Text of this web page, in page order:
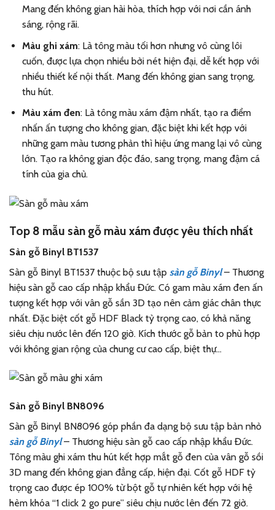
Mang đến không gian hài hòa, thích hợp với nơi cần ánh
sáng, rộng rãi.
Màu ghi xám: Là tông màu tối hơn nhưng vô cùng lôi
cuốn, được lựa chọn nhiều bởi nét hiện đại, dễ kết hợp với
nhiều thiết kế nội thất. Mang đến không gian sang trọng,
thu hút.
Màu xám đen: Là tông màu xám đậm nhất, tạo ra điểm
nhấn ấn tượng cho không gian, đặc biệt khi kết hợp với
những gam màu tương phản thì hiệu ứng mang lại vô cùng
lớn. Tạo ra không gian độc đáo, sang trọng, mang đậm cá
tính của gia chủ.
Top 8 mẫu sàn gỗ màu xám được yêu thích nhất
Sàn gỗ Binyl BT1537
Sàn gỗ Binyl BT1537 thuộc bộ sưu tập sàn gỗ Binyl– Thương
hiệu sàn gỗ cao cấp nhập khẩu Đức. Có gam màu xám đen ấn
tượng kết hợp với vân gỗ sần 3D tạo nên cảm giác chân thực
nhất. Đặc biệt cốt gỗ HDF Black tỷ trọng cao, có khả năng
siêu chịu nước lên đến 120 giờ. Kích thước gỗ bản to phù hợp
với không gian rộng của chung cư cao cấp, biệt thự…
Sàn gỗ Binyl BN8096
Sàn gỗ Binyl BN8096 góp phần đa dạng bộ sưu tập bản nhỏ
sàn gỗ Binyl– Thương hiệu sàn gỗ cao cấp nhập khẩu Đức.
Tông màu ghi xám thu hút kết hợp mắt gỗ đen của vân gỗ sồi
3D mang đến không gian đẳng cấp, hiện đại. Cốt gỗ HDF tỷ
trọng cao được ép 100% từ bột gỗ tự nhiên kết hợp với hệ
hèm khóa “1 click 2 go pure” siêu chịu nước lên đến 72 giờ.